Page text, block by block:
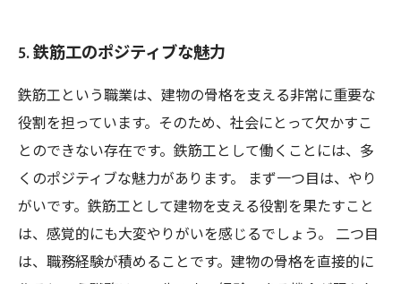
5. 鉄筋工のポジティブな魅力
鉄筋工という職業は、建物の骨格を支える非常に重要な
役割を担っています。そのため、社会にとって欠かすこ
とのできない存在です。鉄筋工として働くことには、多
くのポジティブな魅力があります。 まず一つ目は、やり
がいです。鉄筋工として建物を支える役割を果たすこと
は、感覚的にも大変やりがいを感じるでしょう。 二つ目
は、職務経験が積めることです。建物の骨格を直接的に